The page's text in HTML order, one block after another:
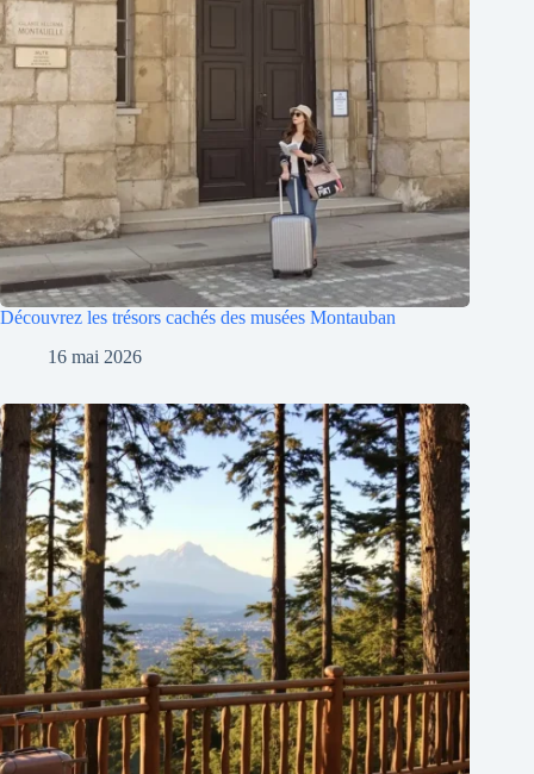
Découvrez les trésors cachés des musées Montauban
16 mai 2026